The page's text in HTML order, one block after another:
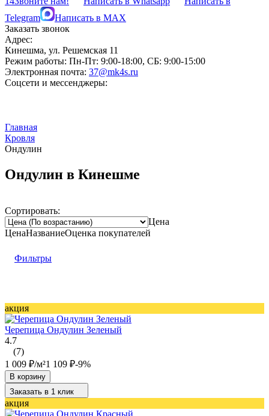
Telegram
Написать в MAX
Заказать звонок
Адрес:
Кинешма, ул. Решемская 11
Режим работы: Пн-Пт: 9:00-18:00, СБ: 9:00-15:00
Электронная почта: 37@mk4s.ru
Соцсети и мессенджеры:
Главная
Кровля
Ондулин
Ондулин в Кинешме
Сортировать:
Цена
ЦенаНазваниеОценка покупателей
Фильтры
акция
Черепица Ондулин Зеленый
4.7
(7)
1 009 ₽/м²1 109 ₽-9%
В корзину
Заказать в 1 клик
акция